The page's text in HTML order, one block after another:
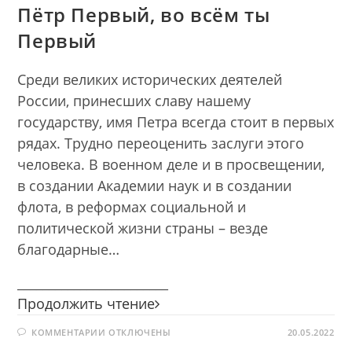
Пётр Первый, во всём ты
Первый
Среди великих исторических деятелей
России, принесших славу нашему
государству, имя Петра всегда стоит в первых
рядах. Трудно переоценить заслуги этого
человека. В военном деле и в просвещении,
в создании Академии наук и в создании
флота, в реформах социальной и
политической жизни страны – везде
благодарные…
Продолжить чтение Пётр
во
КОММЕНТАРИИ К
ОТКЛЮЧЕНЫ 20.05.2022